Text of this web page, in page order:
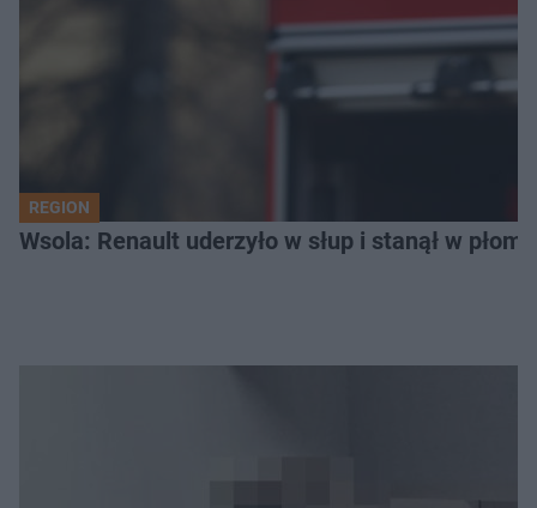
REGION
Wsola: Renault uderzyło w słup i stanął w